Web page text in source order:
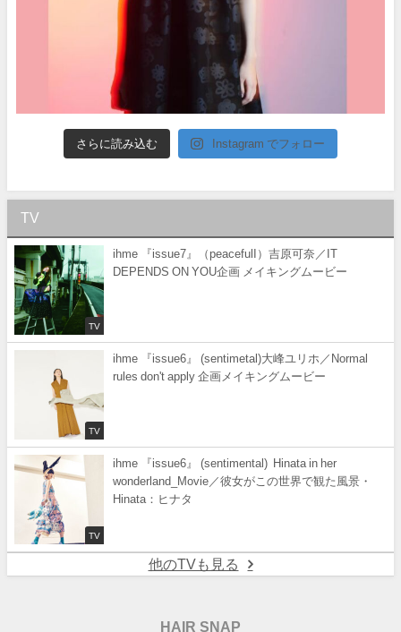
さらに読み込む Instagram でフォロー
TV
TV
ihme 『issue7』（peacefulI）吉原可奈／IT
DEPENDS ON YOU企画 メイキングムービー
TV
ihme 『issue6』 (sentimetal)大峰ユリホ／Normal
rules don't apply 企画メイキングムービー
TV
ihme 『issue6』 (sentimental) Hinata in her
wonderland_Movie／彼女がこの世界で観た風景・
Hinata：ヒナタ
他のTVも見る
HAIR SNAP